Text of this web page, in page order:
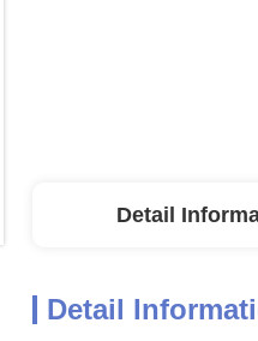
Detail
Detail